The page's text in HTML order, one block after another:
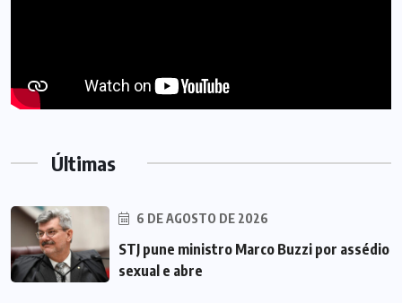
Últimas
6 DE AGOSTO DE 2026
STJ pune ministro Marco Buzzi por assédio
sexual e abre